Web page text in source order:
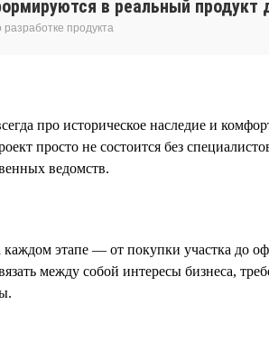
в реальный продукт
продукта
про историческое наследие и
просто не состоится без
ведомств.
этапе — от покупки участка до
между собой интересы бизнеса,